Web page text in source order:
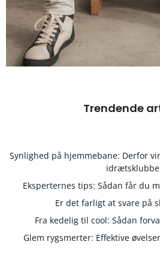
Trendende
Synlighed på hjemmebane: Derfor
Eksperternes tips: Sådan får du
Er det farligt at svare på
Fra kedelig til cool: Sådan
Glem rygsmerter: Effektive